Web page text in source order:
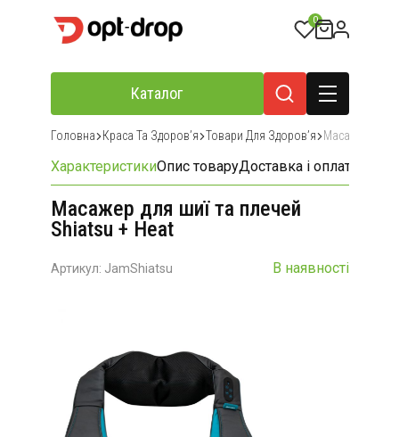
0
Каталог
Головна Краса Та Здоровʼя Товари Для Здоровʼя Масажери Та
ХарактеристикиОпис товаруДоставка і оплата
Масажер для шиї та плечей
Shiatsu + Heat
Артикул: JamShiatsu В наявності